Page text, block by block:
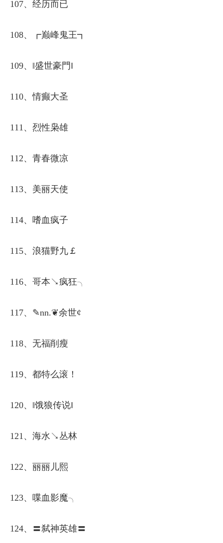
107、经历而已
108、┏巅峰鬼王┓
109、‖盛世豪門‖
110、情癫大圣
111、烈性枭雄
112、青春微凉
113、美丽天使
114、嗜血疯子
115、浪猫野九￡
116、哥本↘疯狂╮
117、✎nn.❦余世¢
118、无福削瘦
119、都特么滚！
120、‖饿狼传说‖
121、海水↘丛林
122、丽丽儿熙
123、喋血影魔╮
124、〓弑神英雄〓